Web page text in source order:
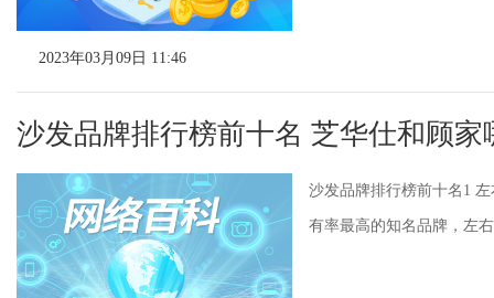
2023年03月09日 11:46
沙发品牌排行榜前十名 芝华仕和顾家
沙发品牌排行榜前十名1
有率最高的知名品牌，左